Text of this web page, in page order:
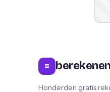
=
Honderden gratis